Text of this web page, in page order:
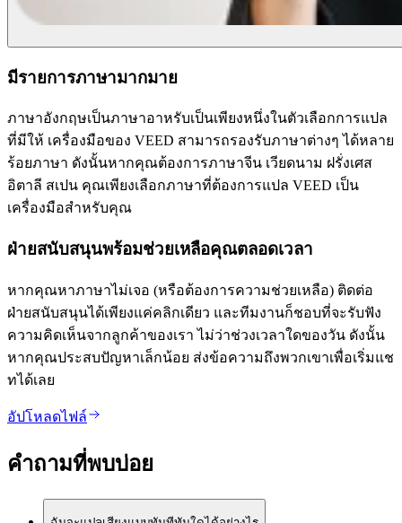
มีรายการภาษามากมาย
ภาษาอังกฤษเป็นภาษาอาหรับเป็นเพียงหนึ่งในตัวเลือกการแปล
ที่มีให้ เครื่องมือของ VEED สามารถรองรับภาษาต่างๆ ได้หลาย
ร้อยภาษา ดังนั้นหากคุณต้องการภาษาจีน เวียดนาม ฝรั่งเศส
อิตาลี สเปน คุณเพียงเลือกภาษาที่ต้องการแปล VEED เป็น
เครื่องมือสำหรับคุณ
ฝ่ายสนับสนุนพร้อมช่วยเหลือคุณตลอดเวลา
หากคุณหาภาษาไม่เจอ (หรือต้องการความช่วยเหลือ) ติดต่อ
ฝ่ายสนับสนุนได้เพียงแค่คลิกเดียว และทีมงานก็ชอบที่จะรับฟัง
ความคิดเห็นจากลูกค้าของเรา ไม่ว่าช่วงเวลาใดของวัน ดังนั้น
หากคุณประสบปัญหาเล็กน้อย ส่งข้อความถึงพวกเขาเพื่อเริ่มแช
ทได้เลย
อัปโหลดไฟล์
คำถามที่พบบ่อย